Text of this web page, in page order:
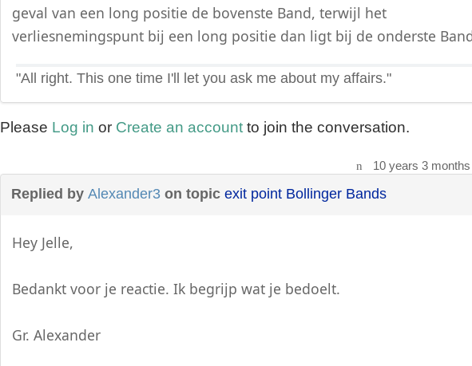
geval van een long positie de bovenste Band, terwijl het
verliesnemingspunt bij een long positie dan ligt bij de onderste
"All right. This one time I'll let you ask me about my affairs."
Please Log in or Create an account to join the conversation.
10 years 3
Replied byAlexander3 on topicexit point Bollinger Bands
Hey Jelle,
Bedankt voor je reactie. Ik begrijp wat je bedoelt.
Gr. Alexander